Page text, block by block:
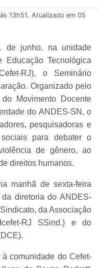
13h51. Atualizado em 05
de junho, na unidade
Educação Tecnológica
RJ), o Seminário
Organizado pelo
Movimento Docente
do ANDES-SN, o
pesquisadoras e
sociais para debater o
de gênero, ao
direitos humanos.
manhã de sexta-feira
diretoria do ANDES-
da Associação
RJ SSind.) e do
comunidade do Cefet-